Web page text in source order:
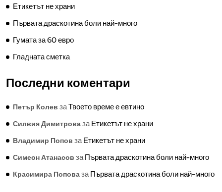
Етикетът не храни
Първата драскотина боли най-много
Гумата за 60 евро
Гладната сметка
Последни коментари
Петър Колев заТвоето време е евтино
Силвия ДимитровазаЕтикетът не храни
Владимир Попов заЕтикетът не храни
Симеон Атанасов заПървата драскотина боли най-много
Красимира ПоповазаПървата драскотина боли най-много